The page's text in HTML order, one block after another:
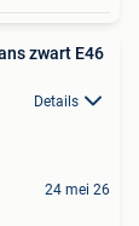
zwart E46
Details
24 mei 26